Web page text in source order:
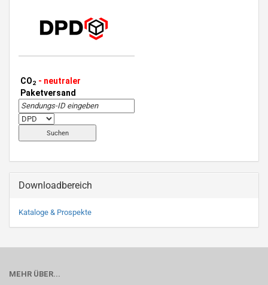
CO2 - neutraler
Paketversand
Downloadbereich
Kataloge & Prospekte
MEHR ÜBER...